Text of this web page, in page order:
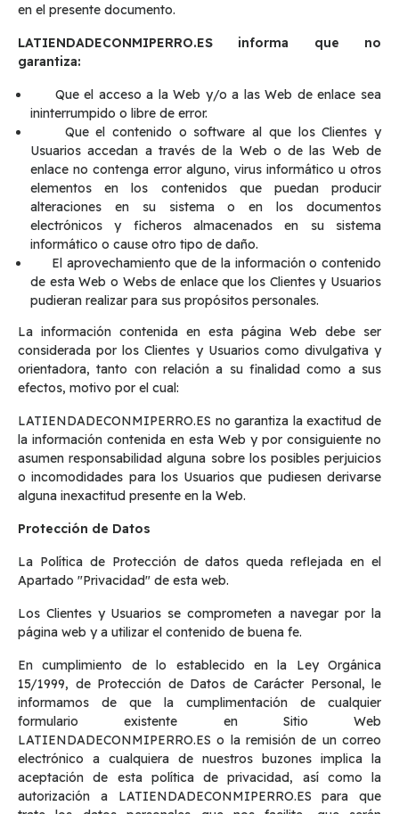
en el presente documento.
LATIENDADECONMIPERRO.ES informa que no
garantiza:
Que el acceso a la Web y/o a las Web de enlace sea
ininterrumpido o libre de error.
Que el contenido o software al que los Clientes y
Usuarios accedan a través de la Web o de las Web de
enlace no contenga error alguno, virus informático u otros
elementos en los contenidos que puedan producir
alteraciones en su sistema o en los documentos
electrónicos y ficheros almacenados en su sistema
informático o cause otro tipo de daño.
El aprovechamiento que de la información o contenido
de esta Web o Webs de enlace que los Clientes y Usuarios
pudieran realizar para sus propósitos personales.
La información contenida en esta página Web debe ser
considerada por los Clientes y Usuarios como divulgativa y
orientadora, tanto con relación a su finalidad como a sus
efectos, motivo por el cual:
LATIENDADECONMIPERRO.ES no garantiza la exactitud de
la información contenida en esta Web y por consiguiente no
asumen responsabilidad alguna sobre los posibles perjuicios
o incomodidades para los Usuarios que pudiesen derivarse
alguna inexactitud presente en la Web.
Protección de Datos
La Política de Protección de datos queda reflejada en el
Apartado "Privacidad" de esta web.
Los Clientes y Usuarios se comprometen a navegar por la
página web y a utilizar el contenido de buena fe.
En cumplimiento de lo establecido en la Ley Orgánica
15/1999, de Protección de Datos de Carácter Personal, le
informamos de que la cumplimentación de cualquier
formulario existente en Sitio Web
LATIENDADECONMIPERRO.ES o la remisión de un correo
electrónico a cualquiera de nuestros buzones implica la
aceptación de esta política de privacidad, así como la
autorización a LATIENDADECONMIPERRO.ES para que